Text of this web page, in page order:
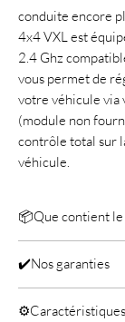
conduite encore
4x4 VXL est
2.4 Ghz
vous permet de
votre véhicule via
(module non
contrôle total sur
véhicule.
📦Que contient le
Véhicule
Radio
Manuel
✔️Nos garanties
propre atelier.